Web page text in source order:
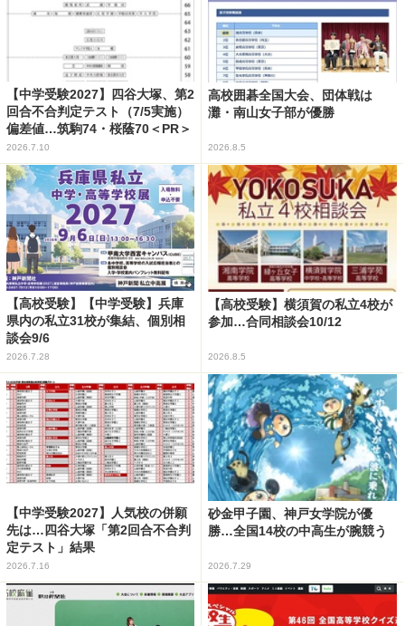
【中学受験2027】四谷大塚、第2
回合不合判定テスト（7/5実施）
偏差値…筑駒74・桜蔭70＜PR＞
2026.7.10
高校囲碁全国大会、団体戦は
灘・南山女子部が優勝
2026.8.5
【高校受験】【中学受験】兵庫
県内の私立31校が集結、個別相
談会9/6
2026.7.28
【高校受験】横須賀の私立4校が
参加…合同相談会10/12
2026.8.5
【中学受験2027】人気校の併願
先は…四谷大塚「第2回合不合判
定テスト」結果
2026.7.16
砂金甲子園、神戸女学院が優
勝…全国14校の中高生が腕競う
2026.7.29